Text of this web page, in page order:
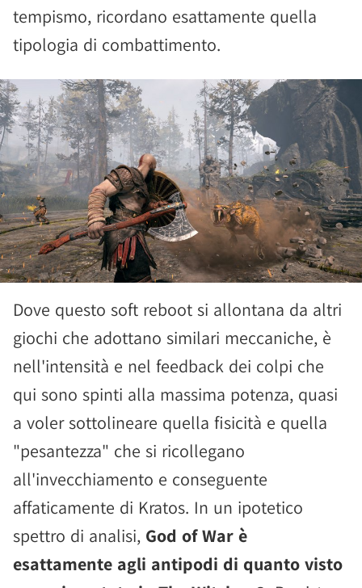
tempismo, ricordano esattamente quella
tipologia di combattimento.
Dove questo soft reboot si allontana da altri
giochi che adottano similari meccaniche, è
nell'intensità e nel feedback dei colpi che
qui sono spinti alla massima potenza, quasi
a voler sottolineare quella fisicità e quella
"pesantezza" che si ricollegano
all'invecchiamento e conseguente
affaticamente di Kratos. In un ipotetico
spettro di analisi, God of War è
esattamente agli antipodi di quanto visto